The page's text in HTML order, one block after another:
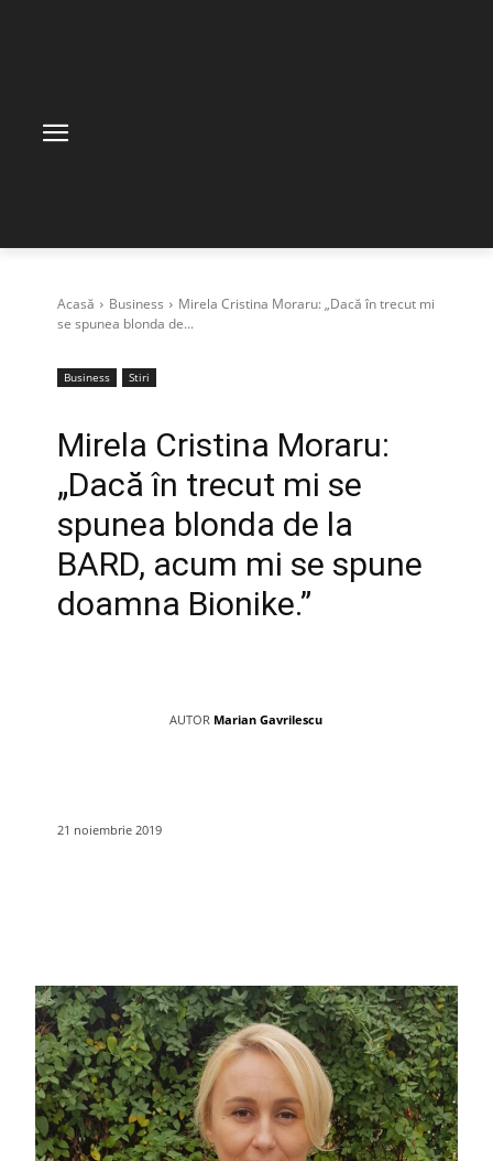
Acasă Business
Mirela Cristina Moraru: „Dacă în trecut mi
se spunea blonda de...
Business Stiri
Mirela Cristina Moraru:
„Dacă în trecut mi se
spunea blonda de la
BARD, acum mi se spune
doamna Bionike.”
AUTOR Marian Gavrilescu
21 noiembrie 2019